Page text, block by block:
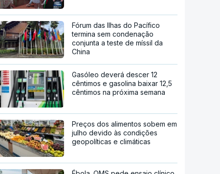
Fórum das Ilhas do Pacífico
termina sem condenação
conjunta a teste de míssil da
China
Gasóleo deverá descer 12
cêntimos e gasolina baixar 12,5
cêntimos na próxima semana
Preços dos alimentos sobem em
julho devido às condições
geopolíticas e climáticas